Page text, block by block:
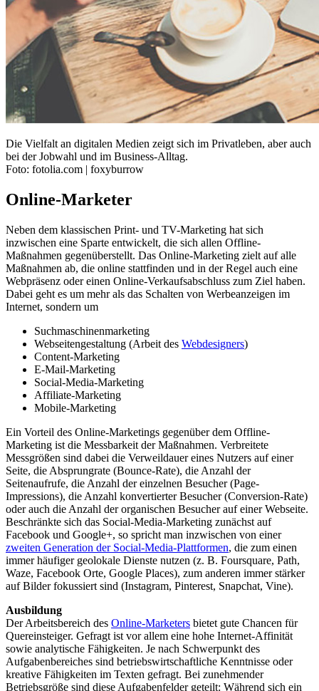
Die Vielfalt an digitalen Medien zeigt sich im Privatleben, aber auch
bei der Jobwahl und im Business-Alltag.
Foto: fotolia.com | foxyburrow
Online-Marketer
Neben dem klassischen Print- und TV-Marketing hat sich
inzwischen eine Sparte entwickelt, die sich allen Offline-
Maßnahmen gegenüberstellt. Das Online-Marketing zielt auf alle
Maßnahmen ab, die online stattfinden und in der Regel auch eine
Webpräsenz oder einen Online-Verkaufsabschluss zum Ziel haben.
Dabei geht es um mehr als das Schalten von Werbeanzeigen im
Internet, sondern um
Suchmaschinenmarketing
Webseitengestaltung (Arbeit des Webdesigners)
Content-Marketing
E-Mail-Marketing
Social-Media-Marketing
Affiliate-Marketing
Mobile-Marketing
Ein Vorteil des Online-Marketings gegenüber dem Offline-
Marketing ist die Messbarkeit der Maßnahmen. Verbreitete
Messgrößen sind dabei die Verweildauer eines Nutzers auf einer
Seite, die Absprungrate (Bounce-Rate), die Anzahl der
Seitenaufrufe, die Anzahl der einzelnen Besucher (Page-
Impressions), die Anzahl konvertierter Besucher (Conversion-Rate)
oder auch die Anzahl der organischen Besucher auf einer Webseite.
Beschränkte sich das Social-Media-Marketing zunächst auf
Facebook und Google+, so spricht man inzwischen von einer
zweiten Generation der Social-Media-Plattformen, die zum einen
immer häufiger geolokale Dienste nutzen (z. B. Foursquare, Path,
Waze, Facebook Orte, Google Places), zum anderen immer stärker
auf Bilder fokussiert sind (Instagram, Pinterest, Snapchat, Vine).
Ausbildung
Der Arbeitsbereich des Online-Marketers bietet gute Chancen für
Quereinsteiger. Gefragt ist vor allem eine hohe Internet-Affinität
sowie analytische Fähigkeiten. Je nach Schwerpunkt des
Aufgabenbereiches sind betriebswirtschaftliche Kenntnisse oder
kreative Fähigkeiten im Texten gefragt. Bei zunehmender
Betriebsgröße sind diese Aufgabenfelder geteilt: Während sich ein